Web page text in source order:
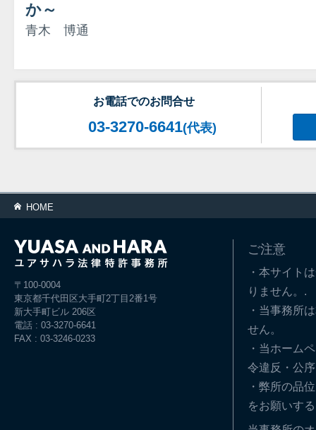
か～
青木 博通
お電話でのお問合せ
03-3270-6641(代表)
HOME
〒100-0004
東京都千代田区大手町2丁目2番1号
新大手町ビル 206区
電話 : 03-3270-6641
FAX : 03-3246-0233
ご注意
・本サイト
りません。.
・当事務所
せん。
・当ホーム
令違反・公
・弊所の品
をお願いす